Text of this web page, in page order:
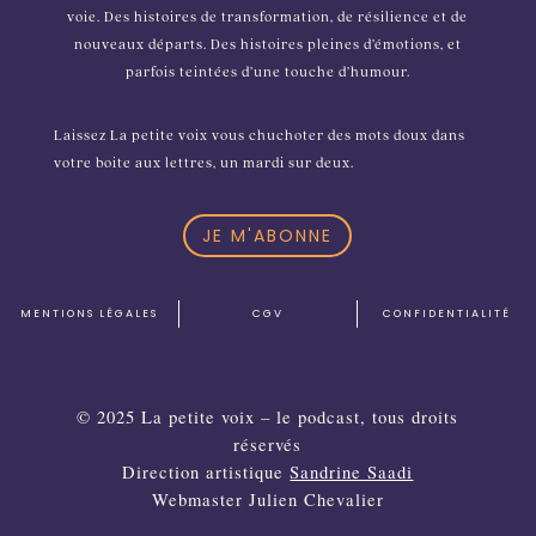
voie. Des histoires de transformation, de résilience et de
nouveaux départs. Des histoires pleines d’émotions, et
parfois teintées d’une touche d’humour.
Laissez La petite voix vous chuchoter des mots doux dans
votre boite aux lettres, un mardi sur deux.
JE M'ABONNE
MENTIONS L ÉGALES CGV CONFIDENTIALIT É
© 2025 La petite voix – le podcast, tous droits
réservés
Direction artistiqueSandrine Saadi
Webmaster Julien Chevalier